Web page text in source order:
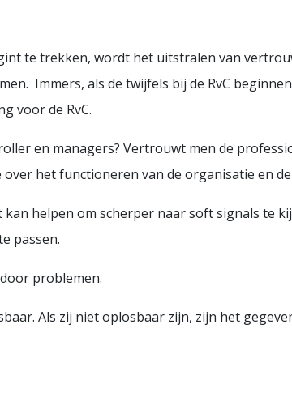
te trekken, wordt het uitstralen van
Immers, als de twijfels bij de RvC
voor de RvC.
en managers? Vertrouwt men de
het functioneren van de organisatie en
helpen om scherper naar soft signals te
passen.
problemen.
Als zij niet oplosbaar zijn, zijn het